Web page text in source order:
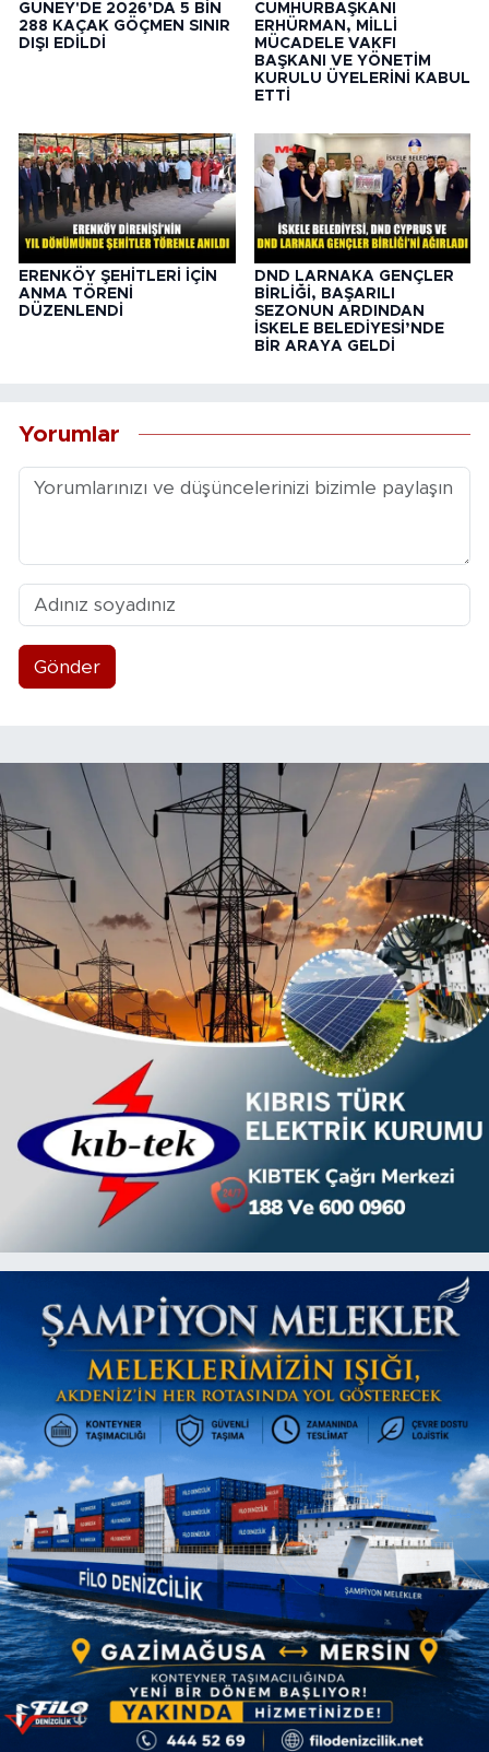
GÜNEY'DE 2026’DA 5 BİN
288 KAÇAK GÖÇMEN SINIR
DIŞI EDİLDİ
CUMHURBAŞKANI
ERHÜRMAN, MİLLİ
MÜCADELE VAKFI
BAŞKANI VE YÖNETİM
KURULU ÜYELERİNİ KABUL
ETTİ
ERENKÖY ŞEHİTLERİ İÇİN
ANMA TÖRENİ
DÜZENLENDİ
DND LARNAKA GENÇLER
BİRLİĞİ, BAŞARILI
SEZONUN ARDINDAN
İSKELE BELEDİYESİ’NDE
BİR ARAYA GELDİ
Yorumlar
Gönder